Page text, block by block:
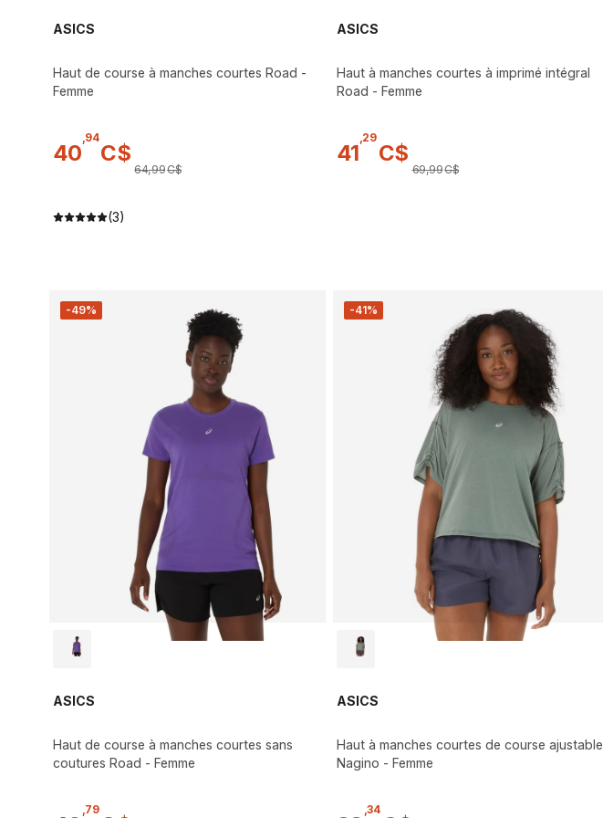
ASICS
Haut de course à manches courtes Road -
Femme
40
94
C$
64,99C$
(3)
ASICS
Haut à manches courtes à imprimé intégral
Road - Femme
41
29
C$
69,99C$
-49%
ASICS
Haut de course à manches courtes sans
coutures Road - Femme
79
-41%
ASICS
Haut à manches courtes de course ajustable
Nagino - Femme
,34